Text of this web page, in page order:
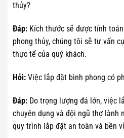
thủy?
Đáp: Kích thước sẽ được tính
phong thủy, chúng tôi sẽ tư vấn
thực tế của quý khách.
Hỏi: Việc lắp đặt bình phong có
Đáp: Do trọng lượng đá lớn, việc
chuyên dụng và đội ngũ thợ lành
quy trình lắp đặt an toàn và bền